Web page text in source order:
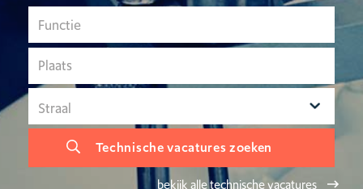
Technische vacatures zoeken
bekijk alle technische vacatures